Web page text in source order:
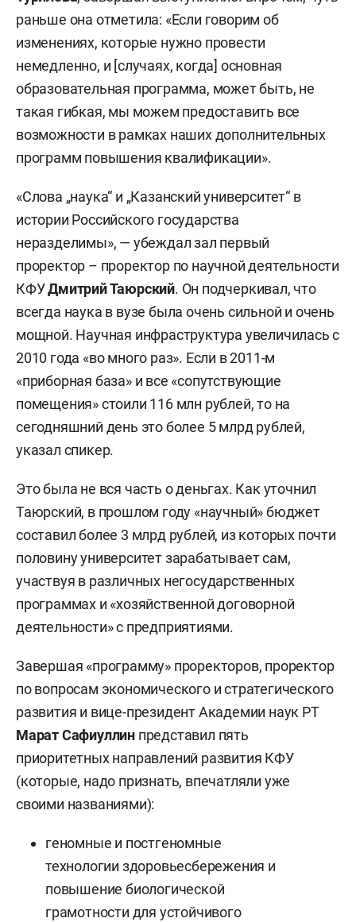
раньше она отметила: «Если говорим об
изменениях, которые нужно провести
немедленно, и [случаях, когда] основная
образовательная программа, может быть, не
такая гибкая, мы можем предоставить все
возможности в рамках наших дополнительных
программ повышения квалификации».
«Слова „наука“ и „Казанский университет“ в
истории Российского государства
неразделимы», — убеждал зал первый
проректор – проректор по научной деятельности
КФУДмитрий Таюрский. Он подчеркивал, что
всегда наука в вузе была очень сильной и очень
мощной. Научная инфраструктура увеличилась с
2010 года «во много раз». Если в 2011-м
«приборная база» и все «сопутствующие
помещения» стоили 116 млн рублей, то на
сегодняшний день это более 5 млрд рублей,
указал спикер.
Это была не вся часть о деньгах. Как уточнил
Таюрский, в прошлом году «научный» бюджет
составил более 3 млрд рублей, из которых почти
половину университет зарабатывает сам,
участвуя в различных негосударственных
программах и «хозяйственной договорной
деятельности» с предприятиями.
Завершая «программу» проректоров, проректор
по вопросам экономического и стратегического
развития и вице-президент Академии наук РТ
Марат Сафиуллин представил пять
приоритетных направлений развития КФУ
(которые, надо признать, впечатляли уже
своими названиями):
геномные и постгеномные
технологии здоровьесбережения и
повышение биологической
грамотности для устойчивого